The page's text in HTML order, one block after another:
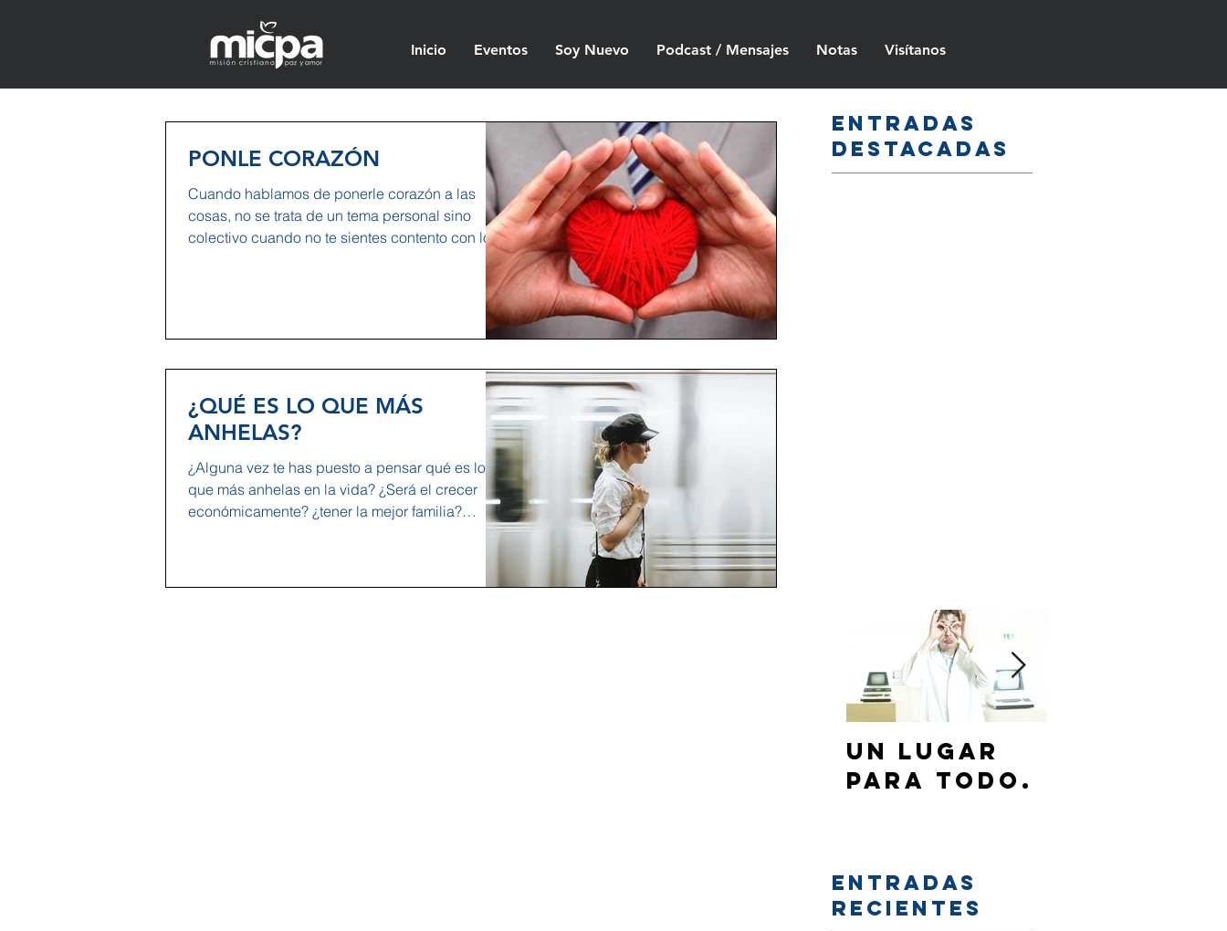
Inicio Eventos Soy Nuevo Podcast / Mensajes Notas Visítanos
PONLE CORAZÓN
Cuando hablamos de ponerle corazón a las
cosas, no se trata de un tema personal sino
colectivo cuando no te sientes contento con lo
¿QUÉ ES LO QUE MÁS
ANHELAS?
¿Alguna vez te has puesto a pensar qué es lo
que más anhelas en la vida? ¿Será el crecer
económicamente? ¿tener la mejor familia?
Entradas
destacadas
Un lugar
para todo.
Entradas
recientes